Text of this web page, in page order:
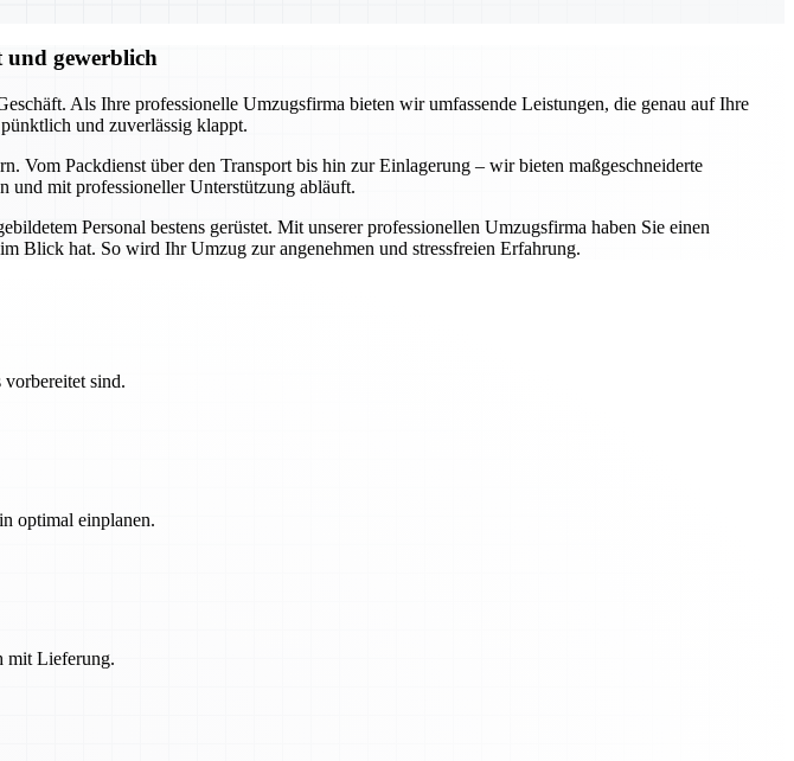
und gewerblich
Als Ihre professionelle Umzugsfirma bieten wir umfassende Leistungen, die genau auf Ihre
und zuverlässig klappt.
Vom Packdienst über den Transport bis hin zur Einlagerung – wir bieten maßgeschneiderte
und mit professioneller Unterstützung abläuft.
Personal bestens gerüstet. Mit unserer professionellen Umzugsfirma haben Sie einen
Blick hat. So wird Ihr Umzug zur angenehmen und stressfreien Erfahrung.
sind.
optimal einplanen.
mit Lieferung.